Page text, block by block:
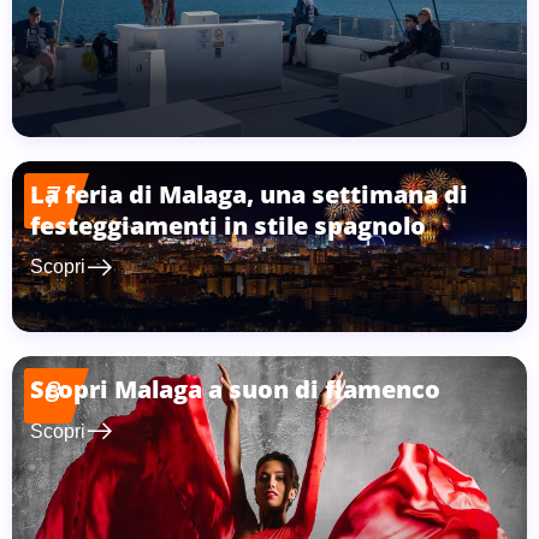
7
La feria di Malaga, una settimana di
festeggiamenti in stile spagnolo
Scoprieast
8
Scopri Malaga a suon di flamenco
Scoprieast